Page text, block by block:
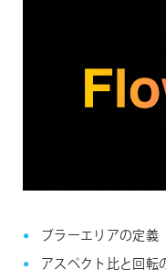
ブラーエリアの定義
アスペクト比と回転